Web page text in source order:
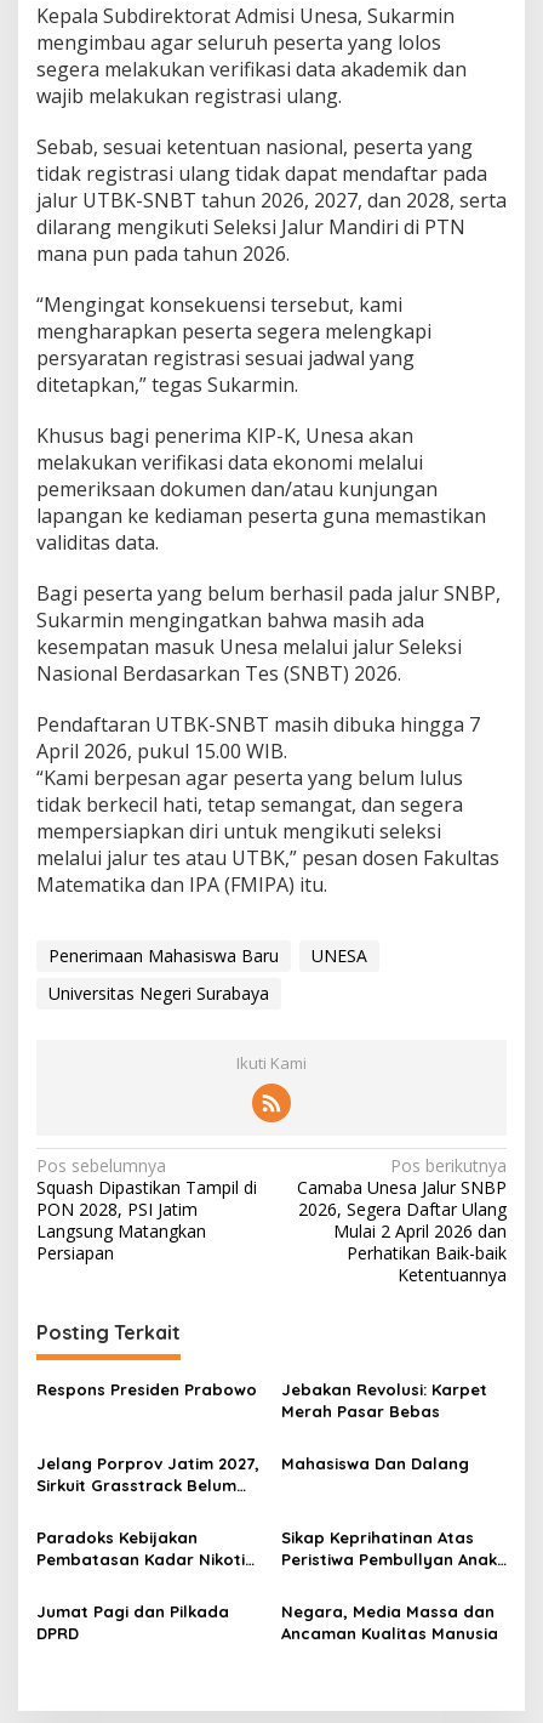
Kepala Subdirektorat Admisi Unesa, Sukarmin
mengimbau agar seluruh peserta yang lolos
segera melakukan verifikasi data akademik dan
wajib melakukan registrasi ulang.
Sebab, sesuai ketentuan nasional, peserta yang
tidak registrasi ulang tidak dapat mendaftar pada
jalur UTBK-SNBT tahun 2026, 2027, dan 2028, serta
dilarang mengikuti Seleksi Jalur Mandiri di PTN
mana pun pada tahun 2026.
“Mengingat konsekuensi tersebut, kami
mengharapkan peserta segera melengkapi
persyaratan registrasi sesuai jadwal yang
ditetapkan,” tegas Sukarmin.
Khusus bagi penerima KIP-K, Unesa akan
melakukan verifikasi data ekonomi melalui
pemeriksaan dokumen dan/atau kunjungan
lapangan ke kediaman peserta guna memastikan
validitas data.
Bagi peserta yang belum berhasil pada jalur SNBP,
Sukarmin mengingatkan bahwa masih ada
kesempatan masuk Unesa melalui jalur Seleksi
Nasional Berdasarkan Tes (SNBT) 2026.
Pendaftaran UTBK-SNBT masih dibuka hingga 7
April 2026, pukul 15.00 WIB.
“Kami berpesan agar peserta yang belum lulus
tidak berkecil hati, tetap semangat, dan segera
mempersiapkan diri untuk mengikuti seleksi
melalui jalur tes atau UTBK,” pesan dosen Fakultas
Matematika dan IPA (FMIPA) itu.
Penerimaan Mahasiswa Baru
UNESA
Universitas Negeri Surabaya
Ikuti Kami
N
a
v
i
a
s
i
o
Pos sebelumnya
Squash Dipastikan Tampil di
PON 2028, PSI Jatim
Langsung Matangkan
Persiapan
Pos berikutnya
Camaba Unesa Jalur SNBP
2026, Segera Daftar Ulang
Mulai 2 April 2026 dan
Perhatikan Baik-baik
Ketentuannya
Posting Terkait
Respons Presiden Prabowo
Jebakan Revolusi: Karpet
Merah Pasar Bebas
Jelang Porprov Jatim 2027,
Sirkuit Grasstrack Belum
Surabaya Tagih Janji
Pemkot
Mahasiswa Dan Dalang
Paradoks Kebijakan
Pembatasan Kadar Nikotin:
Tangan Kiri Meruntuhkan
Sikap Keprihatinan Atas
Peristiwa Pembullyan Anak
Sebuah SMK Swasta di
Surabaya
Jumat Pagi dan Pilkada
DPRD
Negara, Media Massa dan
Ancaman Kualitas Manusia